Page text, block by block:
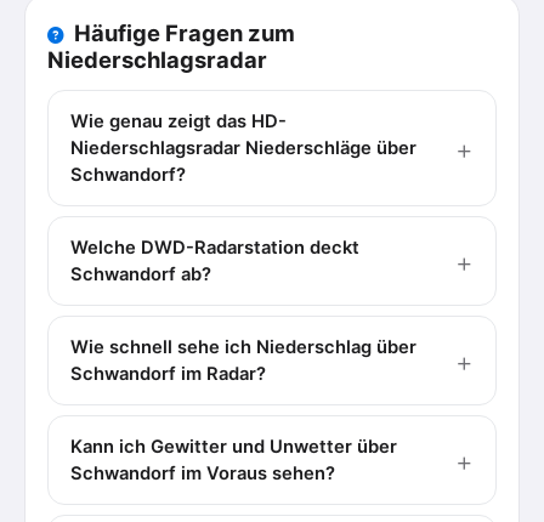
Häufige Fragen zum
Niederschlagsradar
Wie genau zeigt das HD-
Niederschlagsradar Niederschläge über
Schwandorf?
Welche DWD-Radarstation deckt
Schwandorf ab?
Wie schnell sehe ich Niederschlag über
Schwandorf im Radar?
Kann ich Gewitter und Unwetter über
Schwandorf im Voraus sehen?